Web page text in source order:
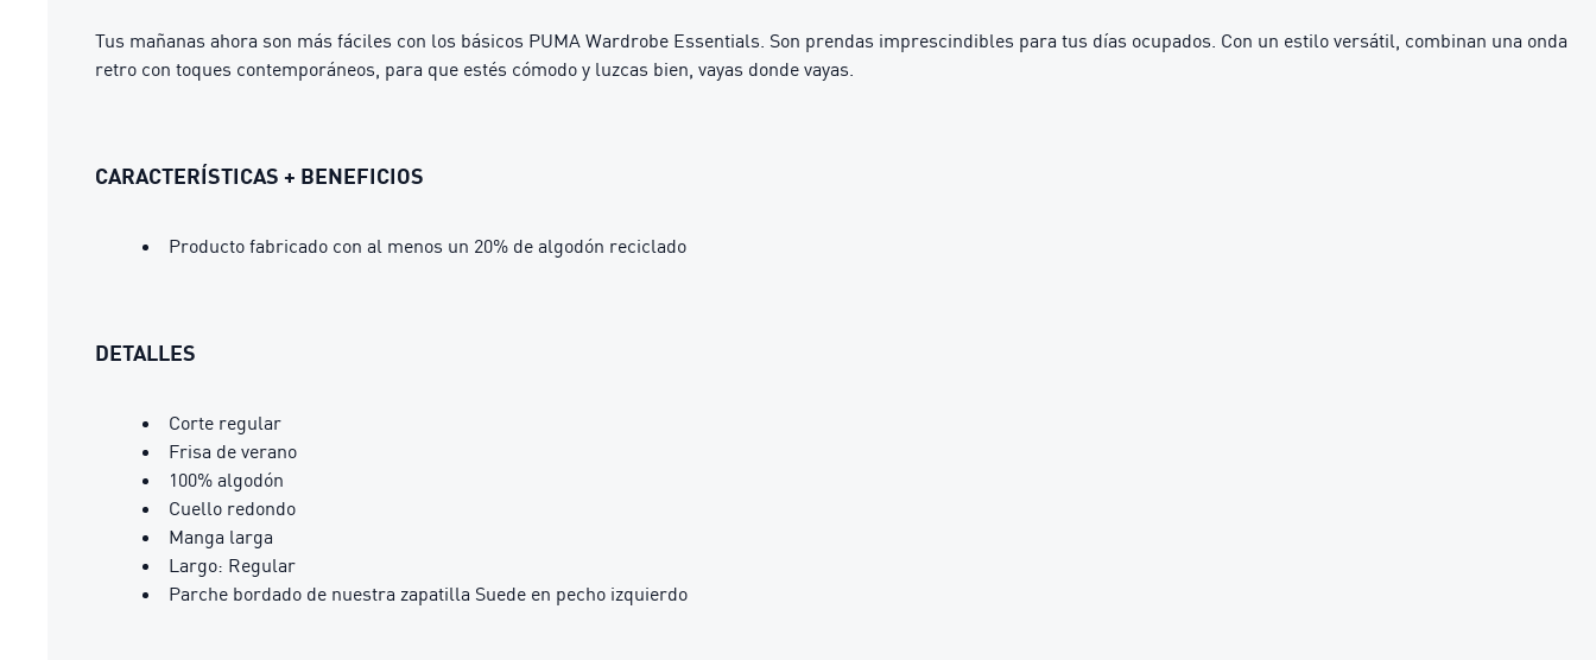
Tus mañanas ahora son más fáciles con los básicos PUMA Wardrobe Essentials. Son prendas imprescindibles para tus días ocupados. Con un estilo versátil, combinan una onda
retro con toques contemporáneos, para que estés cómodo y luzcas bien, vayas donde vayas.
CARACTERÍSTICAS + BENEFICIOS
Producto fabricado con al menos un 20% de algodón reciclado
DETALLES
Corte regular
Frisa de verano
100% algodón
Cuello redondo
Manga larga
Largo: Regular
Parche bordado de nuestra zapatilla Suede en pecho izquierdo